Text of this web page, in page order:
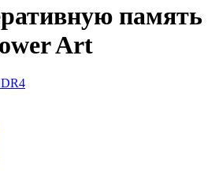
память
Art